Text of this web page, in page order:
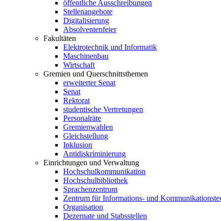
öffentliche Ausschreibungen
Stellenangebote
Digitalisierung
Absolventenfeier
Fakultäten
Elektrotechnik und Informatik
Maschinenbau
Wirtschaft
Gremien und Querschnittsthemen
erweiterter Senat
Senat
Rektorat
studentische Vertretungen
Personalräte
Gremienwahlen
Gleichstellung
Inklusion
Antidiskriminierung
Einrichtungen und Verwaltung
Hochschulkommunikation
Hochschulbibliothek
Sprachenzentrum
Zentrum für Informations- und
Organisation
Dezernate und Stabsstellen